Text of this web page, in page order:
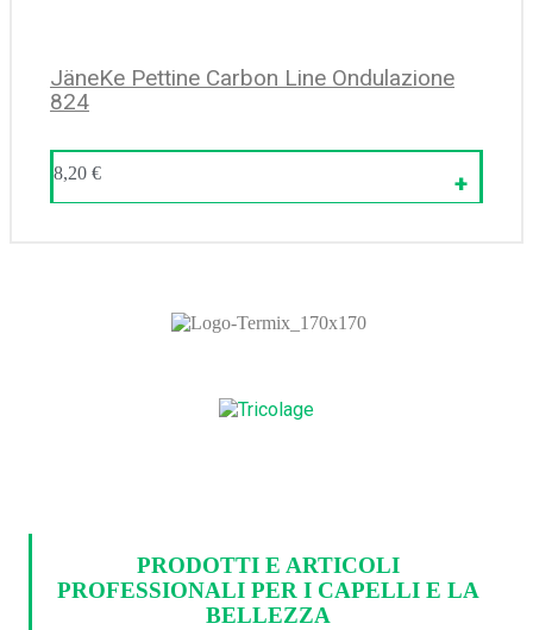
JäneKe Pettine Carbon Line Ondulazione
824
8,20 €
PRODOTTI E ARTICOLI
PROFESSIONALI PER I CAPELLI E LA
BELLEZZA